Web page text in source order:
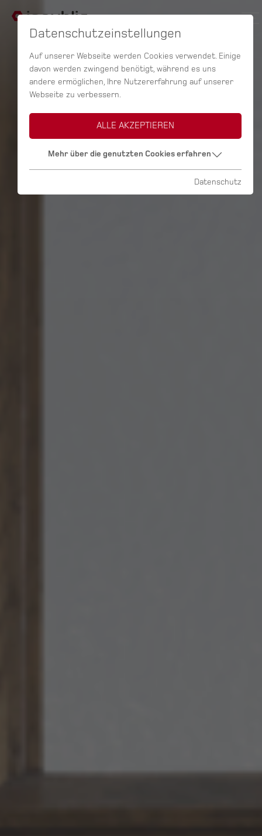
Datenschutzeinstellungen
Auf unserer Webseite werden Cookies verwendet. Einige
davon werden zwingend benötigt, während es uns
andere ermöglichen, Ihre Nutzererfahrung auf unserer
Webseite zu verbessern.
ALLE AKZEPTIEREN
Mehr über die genutzten Cookies erfahren
Datenschutz